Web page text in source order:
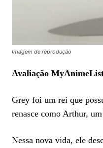
Imagem de reprodução
Avaliação
Grey foi um rei que
renasce como Arthur,
Nessa nova vida, ele